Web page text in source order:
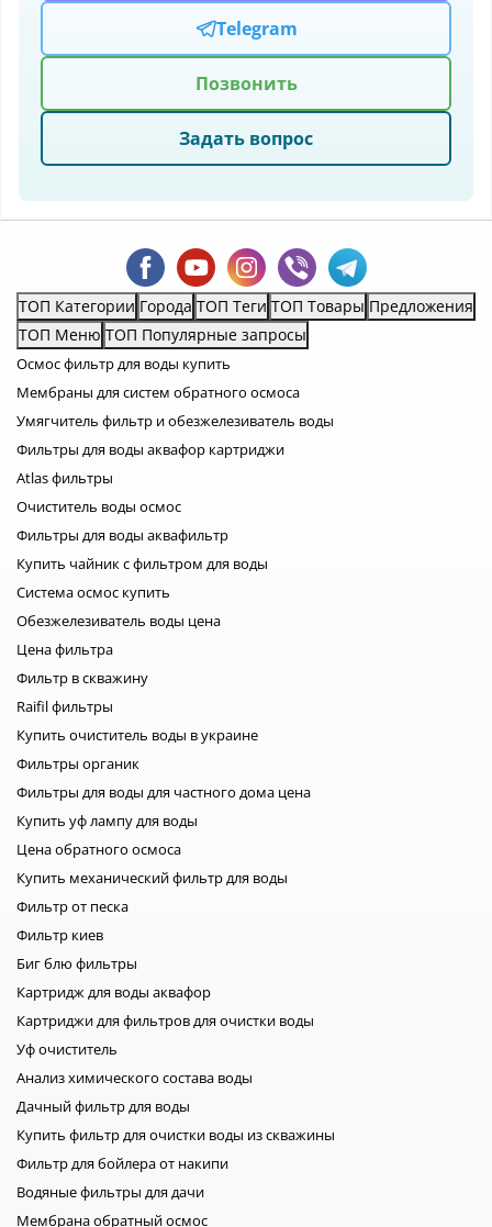
Telegram
Позвонить
Задать вопрос
ТОП Категории Города ТОП Теги ТОП Товары Предложения
ТОП Меню ТОП Популярные запросы
Осмос фильтр для воды купить
Мембраны для систем обратного осмоса
Умягчитель фильтр и обезжелезиватель воды
Фильтры для воды аквафор картриджи
Atlas фильтры
Очиститель воды осмос
Фильтры для воды аквафильтр
Купить чайник с фильтром для воды
Система осмос купить
Обезжелезиватель воды цена
Цена фильтра
Фильтр в скважину
Raifil фильтры
Купить очиститель воды в украине
Фильтры органик
Фильтры для воды для частного дома цена
Купить уф лампу для воды
Цена обратного осмоса
Купить механический фильтр для воды
Фильтр от песка
Фильтр киев
Биг блю фильтры
Картридж для воды аквафор
Картриджи для фильтров для очистки воды
Уф очиститель
Анализ химического состава воды
Дачный фильтр для воды
Купить фильтр для очистки воды из скважины
Фильтр для бойлера от накипи
Водяные фильтры для дачи
Мембрана обратный осмос